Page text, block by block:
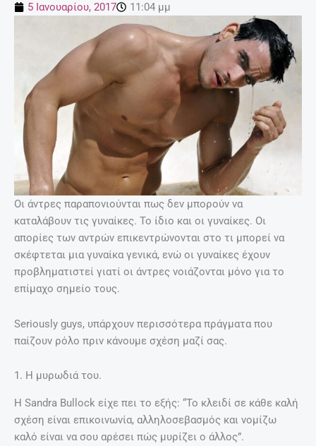
5 Ιανουαρίου, 2017 11:04 μμ
Οι άντρες παραπονιούνται πως δεν μπορούν να
καταλάβουν τις γυναίκες. Το ίδιο και οι γυναίκες. Οι
απορίες των αντρών επικεντρώνονται στο τι μπορεί να
σκέφτεται μια γυναίκα γενικά, ενώ οι γυναίκες έχουν
προβληματιστεί γιατί οι άντρες νοιάζονται μόνο για το
επίμαχο σημείο τους.
Seriously guys, υπάρχουν περισσότερα πράγματα που
παίζουν ρόλο πριν κάνουμε σχέση μαζί σας.
1. Η μυρωδιά του.
Η Sandra Bullock είχε πει το εξής: “Το κλειδί σε κάθε καλή
σχέση είναι επικοινωνία, αλληλοσεβασμός και νομίζω
καλό είναι να σου αρέσει πώς μυρίζει ο άλλος”.